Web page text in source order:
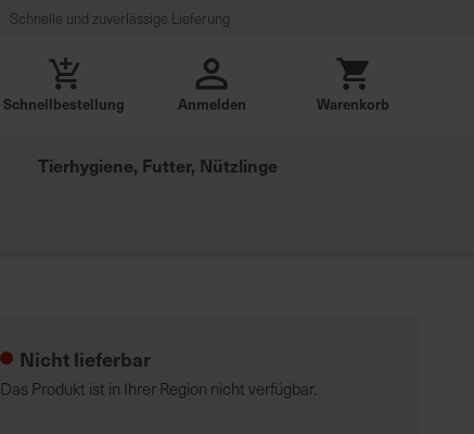
Schnelle und zuverlässige Lieferung
Schnellbestellung Anmelden Warenkorb
Tierhygiene, Futter, Nützlinge
Nicht lieferbar
Das Produkt ist in Ihrer Region nicht verfügbar.